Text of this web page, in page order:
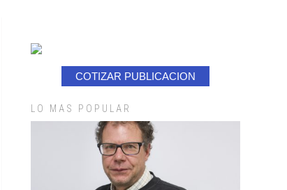
COTIZAR PUBLICACION
LO MAS POPULAR